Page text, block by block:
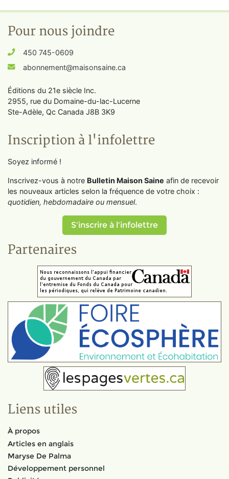
Pour nous joindre
450 745-0609
abonnement@maisonsaine.ca
Éditions du 21e siècle Inc.
2955, rue du Domaine-du-lac-Lucerne
Ste-Adèle, Qc Canada J8B 3K9
Inscription à l'infolettre
Soyez informé !
Inscrivez-vous à notre Bulletin Maison Saine afin de recevoir
les nouveaux articles selon la fréquence de votre choix :
quotidien, hebdomadaire ou mensuel.
S'inscrire à l'infolettre
Partenaires
Liens utiles
À propos
Articles en anglais
Maryse De Palma
Développement personnel